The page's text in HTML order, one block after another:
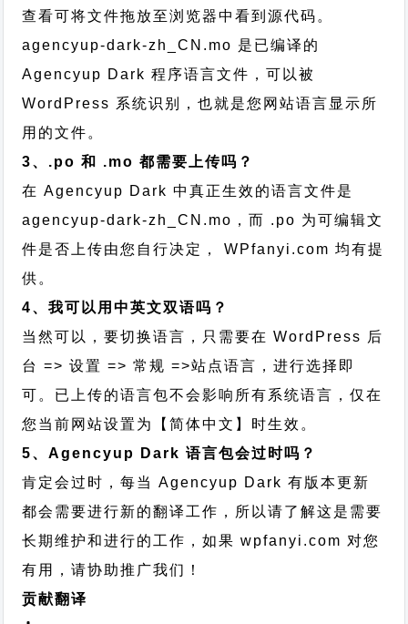
查看可将文件拖放至浏览器中看到源代码。
agencyup-dark-zh_CN.mo 是已编译的
Agencyup Dark 程序语言文件，可以被
WordPress 系统识别，也就是您网站语言显示所
用的文件。
3、.po 和 .mo 都需要上传吗？
在 Agencyup Dark 中真正生效的语言文件是
agencyup-dark-zh_CN.mo，而 .po 为可编辑文
件是否上传由您自行决定， WPfanyi.com 均有提
供。
4、我可以用中英文双语吗？
当然可以，要切换语言，只需要在 WordPress 后
台 => 设置 => 常规 =>站点语言，进行选择即
可。已上传的语言包不会影响所有系统语言，仅在
您当前网站设置为【简体中文】时生效。
5、Agencyup Dark 语言包会过时吗？
肯定会过时，每当 Agencyup Dark 有版本更新
都会需要进行新的翻译工作，所以请了解这是需要
长期维护和进行的工作，如果 wpfanyi.com 对您
有用，请协助推广我们！
贡献翻译